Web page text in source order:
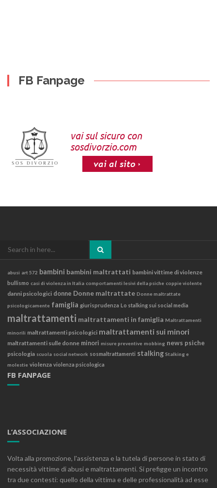
FB Fanpage
abusi art 572 bambini bambini maltrattati bambini vittime di violenze
bullismo casi di violenza in Italia comportamenti lesivi della psiche coppie violente
danni psicologici donne Donne maltrattate Donne maltrattate
psicologicamente famiglia giurisprudenza Lo stalking sui social media
maltrattamenti maltrattamenti in famiglia Maltrattamenti
minorili maltrattamenti psicologici maltrattamenti sui minori
maltrattamenti sulle donne minori misure preventive mobbing news psiche
psicologia scuola social network sosmaltrattamenti stalking Stalking e
molestie violenza violenza psicologica
FB FANPAGE
L’ASSOCIAZIONE
Volta alla promozione, l'assistenza e la tutela di persone in stato di
necessità vittime di abusi e maltrattamenti. Si prefigge un incontro
tra due contesti: quello della vittima e delle professionalità ad esse